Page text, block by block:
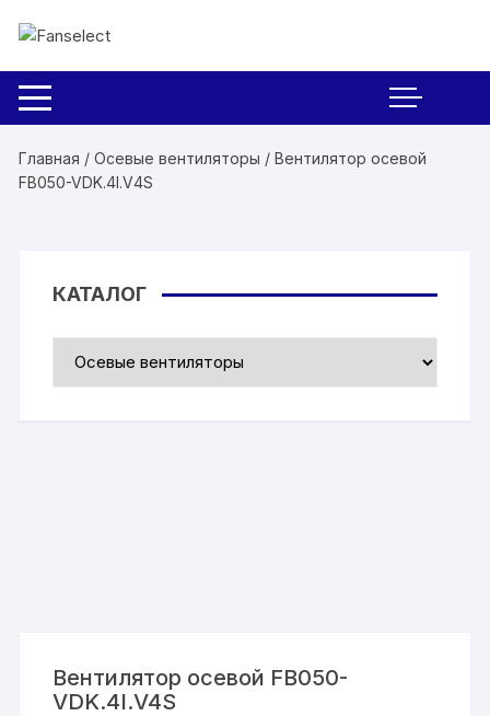
Главная /Осевые вентиляторы / Вентилятор осевой
FB050-VDK.4I.V4S
Вентилятор осевой FB050-
VDK.4I.V4S
КАТАЛОГ